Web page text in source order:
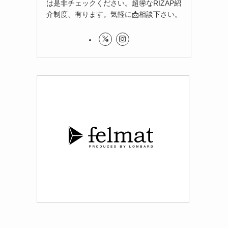
は是非チェックください。超🉐なRIZAP紹
介制度、有ります。気軽に📩相談下さい。